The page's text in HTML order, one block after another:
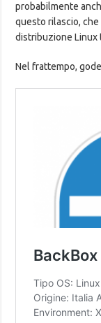
probabilmente
questo rilascio,
distribuzione Linux
Nel frattempo,